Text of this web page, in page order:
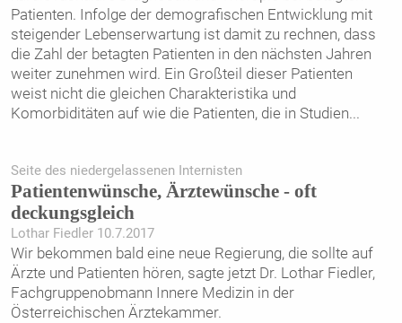
Patienten. Infolge der demografischen Entwicklung mit
steigender Lebenserwartung ist damit zu rechnen, dass
die Zahl der betagten Patienten in den nächsten Jahren
weiter zunehmen wird. Ein Großteil dieser Patienten
weist nicht die gleichen Charakteristika und
Komorbiditäten auf wie die Patienten, die in Studien...
Seite des niedergelassenen Internisten
Patientenwünsche, Ärztewünsche - oft
deckungsgleich
Lothar Fiedler 10.7.2017
Wir bekommen bald eine neue Regierung, die sollte auf
Ärzte und Patienten hören, sagte jetzt Dr. Lothar Fiedler,
Fachgruppenobmann Innere Medizin in der
Österreichischen Ärztekammer.